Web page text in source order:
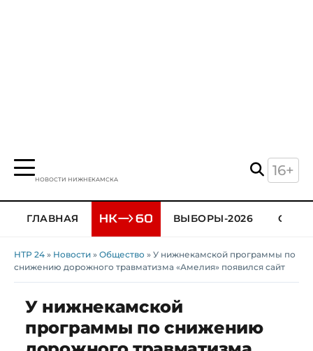
НОВОСТИ НИЖНЕКАМСКА
16+
ГЛАВНАЯ ВЫБОРЫ-2026
НТР 24 » Новости » Общество » У нижнекамской программы по
снижению дорожного травматизма «Амелия» появился сайт
У нижнекамской
программы по снижению